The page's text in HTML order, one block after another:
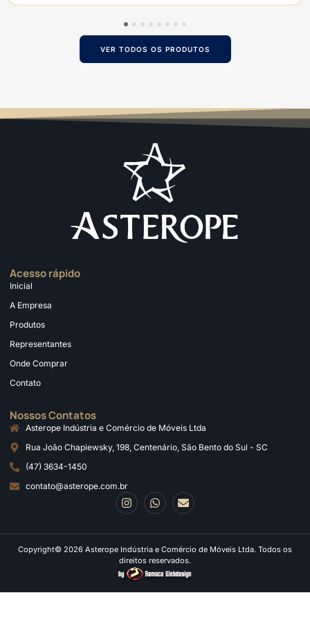
5 6 7 8
VER TODOS OS PRODUTOS
Acesso rápido
Inicial
A Empresa
Produtos
Representantes
Onde Comprar
Contato
Nossos Contatos
Asterope Indústria e Comércio de Móveis Ltda
Rua João Chapiewsky, 198, Centenário, São Bento do Sul - SC
(47) 3634-1450
contato@asterope.com.br
Copyright© 2026 Asterope Indústria e Comércio de Móveis Ltda. Todos os
direitos reservados.